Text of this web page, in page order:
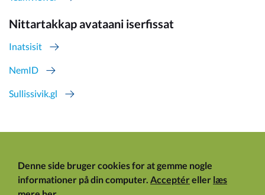
Nittartakkap avataani iserfissat
Inatsisit
NemID
Sullissivik.gl
Denne side bruger cookies for at gemme nogle
informationer på din computer. Acceptéreller læs